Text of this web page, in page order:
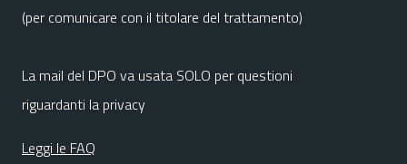
(per comunicare con il titolare del trattamento)
La mail del DPO va usata SOLO per questioni
riguardanti la privacy
Leggi le FAQ